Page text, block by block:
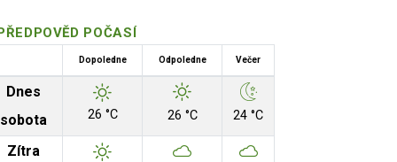
POČASÍ
Dopoledne Odpoledne Večer
Dnes
sobota
26 °C 26 °C 24 °C
Zítra